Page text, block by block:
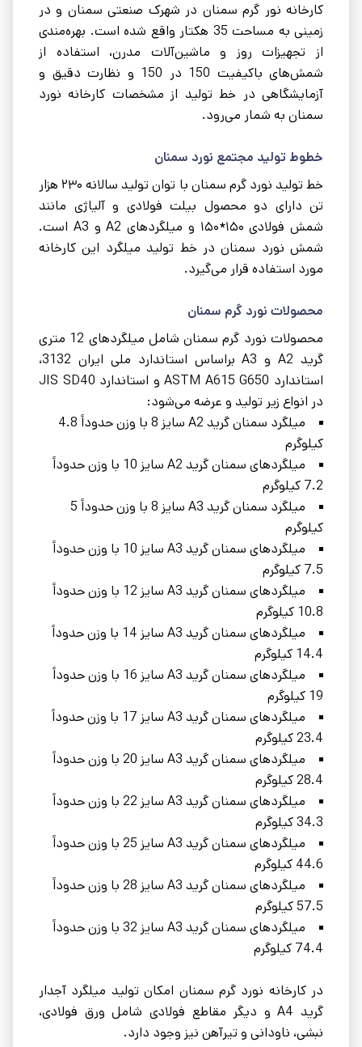
کارخانه نور گرم سمنان در شهرک صنعتی سمنان و در
زمینی به مساحت 35 هکتار واقع شده است. بهره‌مندی
از تجهیزات روز و ماشین‌آلات مدرن، استفاده از
شمش‌های باکیفیت 150 در 150 و نظارت دقیق و
آزمایشگاهی در خط تولید از مشخصات کارخانه نورد
سمنان به شمار می‌رود.
خطوط تولید مجتمع نورد سمنان
خط تولید نورد گرم سمنان با توان تولید سالانه ۲۳۰ هزار
تن دارای دو محصول بیلت فولادی و آلیاژی مانند
شمش فولادی ۱۵۰*۱۵۰ و میلگردهای A2 و A3 است.
شمش نورد سمنان در خط تولید میلگرد این کارخانه
مورد استفاده قرار می‌گیرد.
محصولات نورد گرم سمنان
محصولات نورد گرم سمنان شامل میلگردهای 12 متری
گرید A2 و A3 براساس استاندارد ملی ایران 3132،
استاندارد ASTM A615 G650 و استاندارد JIS SD40
در انواع زیر تولید و عرضه می‌شود:
میلگرد سمنان گرید A2 سایز 8 با وزن حدوداً 4.8
کیلوگرم
میلگردهای سمنان گرید A2 سایز 10 با وزن حدوداً
7.2 کیلوگرم
میلگرد سمنان گرید A3 سایز 8 با وزن حدوداً 5
کیلوگرم
میلگردهای سمنان گرید A3 سایز 10 با وزن حدوداً
7.5 کیلوگرم
میلگردهای سمنان گرید A3 سایز 12 با وزن حدوداً
10.8 کیلوگرم
میلگردهای سمنان گرید A3 سایز 14 با وزن حدوداً
14.4 کیلوگرم
میلگردهای سمنان گرید A3 سایز 16 با وزن حدوداً
19 کیلوگرم
میلگردهای سمنان گرید A3 سایز 17 با وزن حدوداً
23.4 کیلوگرم
میلگردهای سمنان گرید A3 سایز 20 با وزن حدوداً
28.4 کیلوگرم
میلگردهای سمنان گرید A3 سایز 22 با وزن حدوداً
34.3 کیلوگرم
میلگردهای سمنان گرید A3 سایز 25 با وزن حدوداً
44.6 کیلوگرم
میلگردهای سمنان گرید A3 سایز 28 با وزن حدوداً
57.5 کیلوگرم
میلگردهای سمنان گرید A3 سایز 32 با وزن حدوداً
74.4 کیلوگرم
در کارخانه نورد گرم سمنان امکان تولید میلگرد آجدار
گرید A4 و دیگر مقاطع فولادی شامل ورق فولادی،
نبشی، ناودانی و تیرآهن نیز وجود دارد.